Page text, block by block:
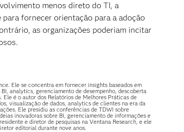
menos direto do TI, a
fornecer orientação para a adoção
as organizações poderiam incitar
Ele se concentra em fornecer insights baseados em
analytics, gerenciamento de desempenho, descoberta
é o autor dos Relatórios de Melhores Práticas de
visualização de dados, analytics de clientes na era da
Ele presidiu as conferências de TDWI sobre
inovadoras sobre BI, gerenciamento de informações e
e diretor de pesquisas na Ventana Research, e ele
editorial durante nove anos.